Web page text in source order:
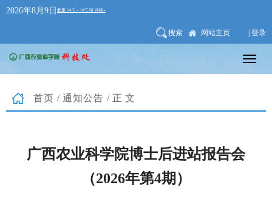
2026年8月9日
搜索 网站主页 | 登录
首页 / 通知公告 /正文
广西农业科学院博士后进站报告会
（2026年第4期）